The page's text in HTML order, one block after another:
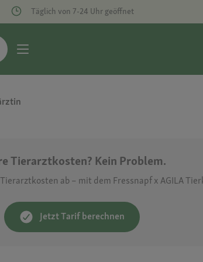
Täglich von 7-24 Uhr geöffnet
Tierarztkosten? Kein Problem.
ab – mit dem Fressnapf x AGILA
Jetzt Tarif berechnen